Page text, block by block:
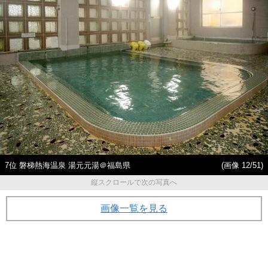
7位 磐梯熱海温泉 湯元元湯＠福島県
(画像 12/51)
縦スクロールで次の写真へ
画像一覧を見る